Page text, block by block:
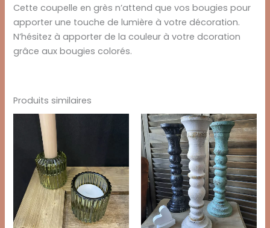
Cette coupelle en grès n’attend que vos bougies pour
apporter une touche de lumière à votre décoration.
N’hésitez à apporter de la couleur à votre dcoration
grâce aux bougies colorés.
Produits similaires